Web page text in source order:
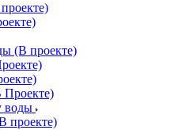
(В проекте)
воды
проекте)